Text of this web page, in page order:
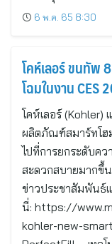
6 พ.ค. 65 8:30
โคห์เลอร์ ขนทัพ
โฉมในงาน CES
โคห์เลอร์
ผลิตภัณฑ์สมาร์ทโฮ
ไปที่การยกระดับคว
สะดวกสบายมากขึ้
ข่าวประชาสัมพันธ์
นี่: https://
kohler-new-